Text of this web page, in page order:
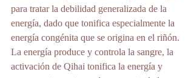
para tratar la debilidad generalizada de la
energía, dado que tonifica especialmente la
energía congénita que se origina en el riñón.
La energía produce y controla la sangre, la
activación de Qihai tonifica la energía y